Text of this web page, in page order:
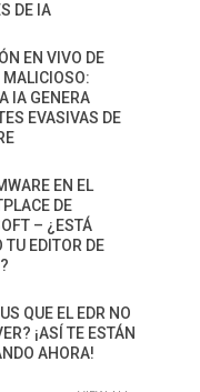
DE IA
EN VIVO DE
MALICIOSO:
IA GENERA
EVASIVAS DE
EN EL
DE
– ¿ESTÁ
TU EDITOR DE
QUE EL EDR NO
¡ASÍ TE ESTÁN
AHORA!